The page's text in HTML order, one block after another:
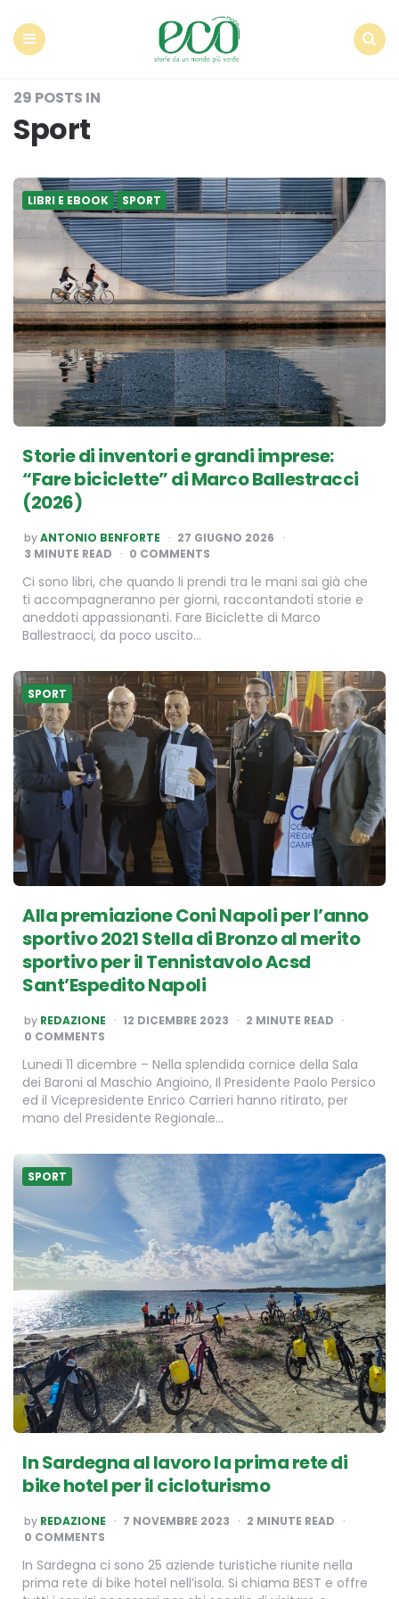
29 POSTS IN
Sport
LIBRI E EBOOK SPORT
Storie di inventori e grandi imprese:
“Fare biciclette” di Marco Ballestracci
(2026)
POSTED
BY
byANTONIO BENFORTE
27 GIUGNO 2026
3 MINUTE READ 0 COMMENTS
Ci sono libri, che quando li prendi tra le mani sai già che
ti accompagneranno per giorni, raccontandoti storie e
aneddoti appassionanti. Fare Biciclette di Marco
Ballestracci, da poco uscito…
SPORT
Alla premiazione Coni Napoli per l’anno
sportivo 2021 Stella di Bronzo al merito
sportivo per il Tennistavolo Acsd
Sant’Espedito Napoli
POSTED
BY
by REDAZIONE 12 DICEMBRE 2023 2 MINUTE READ
0 COMMENTS
Lunedi 11 dicembre – Nella splendida cornice della Sala
dei Baroni al Maschio Angioino, Il Presidente Paolo Persico
ed il Vicepresidente Enrico Carrieri hanno ritirato, per
mano del Presidente Regionale…
SPORT
In Sardegna al lavoro la prima rete di
bike hotel per il cicloturismo
POSTED
BY
by REDAZIONE 7 NOVEMBRE 2023 2 MINUTE READ
0 COMMENTS
In Sardegna ci sono 25 aziende turistiche riunite nella
prima rete di bike hotel nell’isola. Si chiama BEST e offre